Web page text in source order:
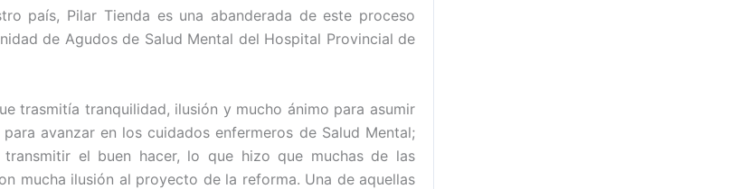
país, Pilar Tienda es una abanderada de este proceso
de Agudos de Salud Mental del Hospital Provincial de
trasmitía tranquilidad, ilusión y mucho ánimo para asumir
avanzar en los cuidados enfermeros de Salud Mental;
el buen hacer, lo que hizo que muchas de las
mucha ilusión al proyecto de la reforma. Una de aquellas